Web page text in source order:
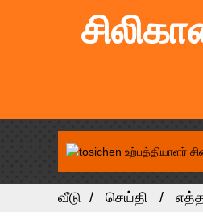
வீடு செய்தி